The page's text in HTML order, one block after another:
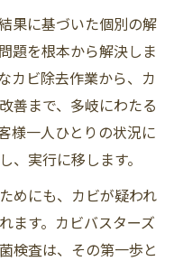
果に基づいた個別の解
題を根本から解決しま
カビ除去作業から、カ
善まで、多岐にわたる
様一人ひとりの状況に
、実行に移します。
めにも、カビが疑われ
ます。カビバスターズ
検査は、その第一歩と